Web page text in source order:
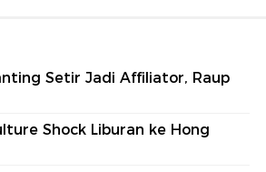
Setir Jadi Affiliator, Raup
Shock Liburan ke Hong